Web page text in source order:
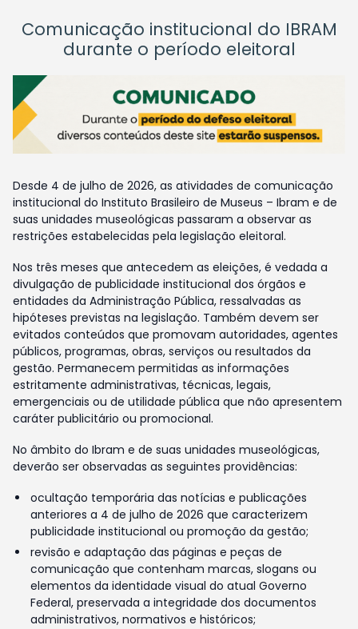
Comunicação institucional do IBRAM
durante o período eleitoral
Desde 4 de julho de 2026, as atividades de comunicação
institucional do Instituto Brasileiro de Museus – Ibram e de
suas unidades museológicas passaram a observar as
restrições estabelecidas pela legislação eleitoral.
Nos três meses que antecedem as eleições, é vedada a
divulgação de publicidade institucional dos órgãos e
entidades da Administração Pública, ressalvadas as
hipóteses previstas na legislação. Também devem ser
evitados conteúdos que promovam autoridades, agentes
públicos, programas, obras, serviços ou resultados da
gestão. Permanecem permitidas as informações
estritamente administrativas, técnicas, legais,
emergenciais ou de utilidade pública que não apresentem
caráter publicitário ou promocional.
No âmbito do Ibram e de suas unidades museológicas,
deverão ser observadas as seguintes providências:
ocultação temporária das notícias e publicações
anteriores a 4 de julho de 2026 que caracterizem
publicidade institucional ou promoção da gestão;
revisão e adaptação das páginas e peças de
comunicação que contenham marcas, slogans ou
elementos da identidade visual do atual Governo
Federal, preservada a integridade dos documentos
administrativos, normativos e históricos;